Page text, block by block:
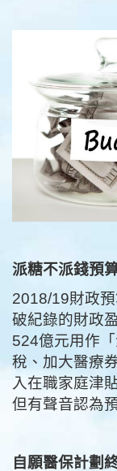
派糖不派錢預
2018/19財政
破紀錄的財政
524億元用作
稅、加大醫療
入在職家庭津
但有聲音認為
自願醫保計劃